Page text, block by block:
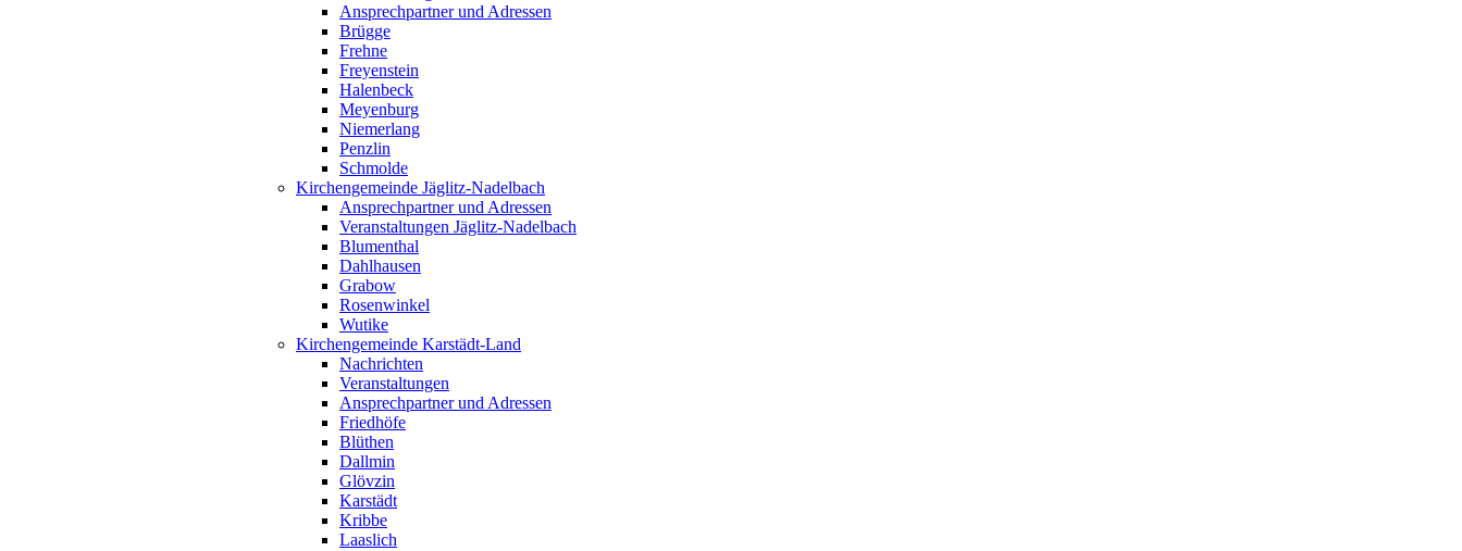
Ansprechpartner und Adressen
Brügge
Frehne
Freyenstein
Halenbeck
Meyenburg
Niemerlang
Penzlin
Schmolde
Kirchengemeinde Jäglitz-Nadelbach
Ansprechpartner und Adressen
Veranstaltungen Jäglitz-Nadelbach
Blumenthal
Dahlhausen
Grabow
Rosenwinkel
Wutike
Kirchengemeinde Karstädt-Land
Nachrichten
Veranstaltungen
Ansprechpartner und Adressen
Friedhöfe
Blüthen
Dallmin
Glövzin
Karstädt
Kribbe
Laaslich